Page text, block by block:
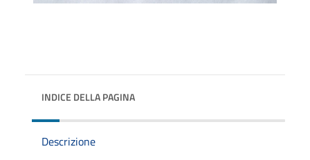
INDICE DELLA PAGINA
Descrizione